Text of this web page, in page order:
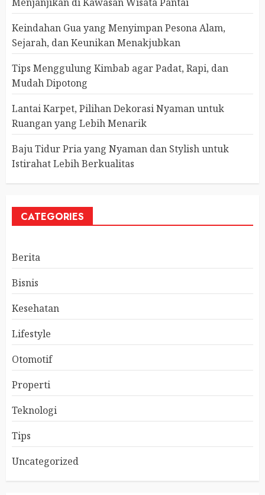
Keindahan Gua yang Menyimpan Pesona Alam,
Sejarah, dan Keunikan Menakjubkan
Tips Menggulung Kimbab agar Padat, Rapi, dan
Mudah Dipotong
Lantai Karpet, Pilihan Dekorasi Nyaman untuk
Ruangan yang Lebih Menarik
Baju Tidur Pria yang Nyaman dan Stylish untuk
Istirahat Lebih Berkualitas
CATEGORIES
Berita
Bisnis
Kesehatan
Lifestyle
Otomotif
Properti
Teknologi
Tips
Uncategorized